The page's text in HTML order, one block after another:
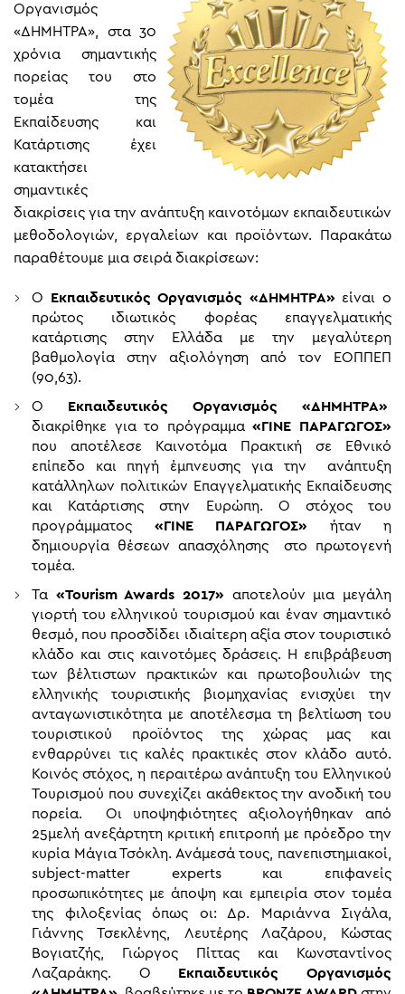
Οργανισμός
«ΔΗΜΗΤΡΑ», στα 30
χρόνια σημαντικής
πορείας του στο
τομέα της
Εκπαίδευσης και
Κατάρτισης έχει
κατακτήσει
σημαντικές
διακρίσεις για την ανάπτυξη καινοτόμων εκπαιδευτικών
μεθοδολογιών, εργαλείων και προϊόντων. Παρακάτω
παραθέτουμε μια σειρά διακρίσεων:
Ο Εκπαιδευτικός Οργανισμός «ΔΗΜΗΤΡΑ» είναι ο
πρώτος ιδιωτικός φορέας επαγγελματικής
κατάρτισης στην Ελλάδα με την μεγαλύτερη
βαθμολογία στην αξιολόγηση από τον ΕΟΠΠΕΠ
(90,63).
Ο Εκπαιδευτικός Οργανισμός «ΔΗΜΗΤΡΑ»
διακρίθηκε για το πρόγραμμα«ΓΙΝΕ ΠΑΡΑΓΩΓΟΣ»
που αποτέλεσε Καινοτόμα Πρακτική σε Εθνικό
επίπεδο και πηγή έμπνευσης για την ανάπτυξη
κατάλληλων πολιτικών Επαγγελματικής Εκπαίδευσης
και Κατάρτισης στην Ευρώπη. Ο στόχος του
προγράμματος «ΓΙΝΕ ΠΑΡΑΓΩΓΟΣ» ήταν η
δημιουργία θέσεων απασχόλησης στο πρωτογενή
τομέα.
Τα «Tourism Awards 2017» αποτελούν μια μεγάλη
γιορτή του ελληνικού τουρισμού και έναν σημαντικό
θεσμό, που προσδίδει ιδιαίτερη αξία στον τουριστικό
κλάδο και στις καινοτόμες δράσεις. Η επιβράβευση
των βέλτιστων πρακτικών και πρωτοβουλιών της
ελληνικής τουριστικής βιομηχανίας ενισχύει την
ανταγωνιστικότητα με αποτέλεσμα τη βελτίωση του
τουριστικού προϊόντος της χώρας μας και
ενθαρρύνει τις καλές πρακτικές στον κλάδο αυτό.
Κοινός στόχος, η περαιτέρω ανάπτυξη του Ελληνικού
Τουρισμού που συνεχίζει ακάθεκτος την ανοδική του
πορεία. Οι υποψηφιότητες αξιολογήθηκαν από
25μελή ανεξάρτητη κριτική επιτροπή με πρόεδρο την
κυρία Μάγια Τσόκλη. Ανάμεσά τους, πανεπιστημιακοί,
subject-matter experts και επιφανείς
προσωπικότητες με άποψη και εμπειρία στον τομέα
της φιλοξενίας όπως οι: Δρ. Μαριάννα Σιγάλα,
Γιάννης Τσεκλένης, Λευτέρης Λαζάρου, Κώστας
Βογιατζής, Γιώργος Πίττας και Κωνσταντίνος
Λαζαράκης. Ο Εκπαιδευτικός Οργανισμός